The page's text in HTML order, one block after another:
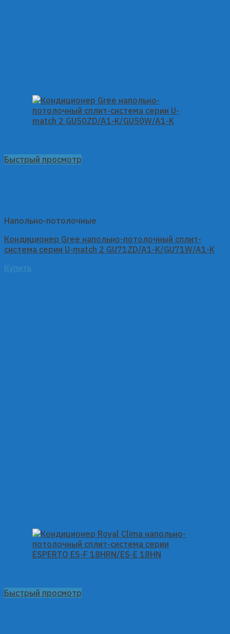
Быстрый просмотр
Напольно-потолочные
Кондиционер Gree напольно-потолочный сплит-
система серии U-match 2 GU71ZD/A1-K/GU71W/A1-K
Купить
Быстрый просмотр